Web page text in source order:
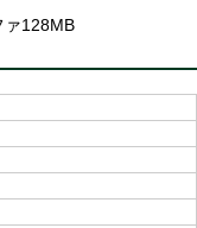
ァ128MB